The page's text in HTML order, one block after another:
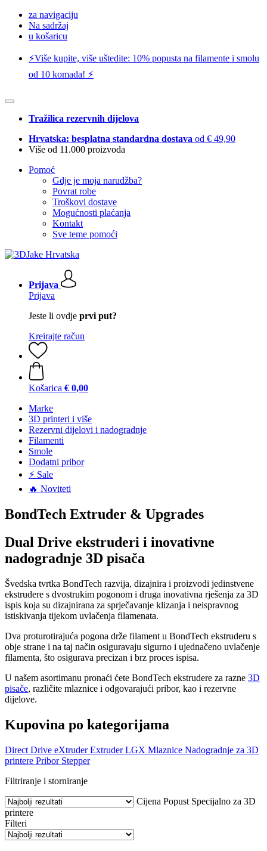
za navigaciju
Na sadržaj
u košaricu
⚡️Više kupite, više uštedite: 10% popusta na filamente i smolu
od 10 komada! ⚡️
Tražilica rezervnih dijelova
Hrvatska: besplatna standardna dostava od € 49,90
Više od 11.000 proizvoda
Pomoć
Gdje je moja narudžba?
Povrat robe
Troškovi dostave
Mogućnosti plaćanja
Kontakt
Sve teme pomoći
Prijava
Prijava
Jeste li ovdje prvi put?
Kreirajte račun
Košarica € 0,00
Marke
3D printeri i više
Rezervni dijelovi i nadogradnje
Filamenti
Smole
Dodatni pribor
⚡ Sale
🔥 Noviteti
BondTech Extruder & Upgrades
Dual Drive ekstruderi i inovativne
nadogradnje 3D pisača
Švedska tvrtka BondTech razvija, dizajnira i proizvodi jedinstvene
ekstrudere s dvostrukim pogonom i druga inovativna rješenja za 3D
ispis koja su dizajnirana za sprječavanje klizanja i neispravnog
istiskivanja tijekom uvlačenja filamenata.
Dva proturotirajuća pogona drže filament u BondTech ekstruderu s
obje strane i na taj način osiguravaju sigurno i ujednačeno uvlačenje
filamenta, što osigurava precizan i brz proces ispisa.
U našem asortimanu pronaći ćete BondTech ekstrudere za razne 3D
pisače, različite mlaznice i odgovarajući pribor, kao i rezervne
dijelove.
Kupovina po kategorijama
Direct Drive eXtruder Extruder LGX Mlaznice Nadogradnje za 3D
printere Pribor Stepper
Filtriranje i storniranje
Cijena Popust Specijalno za 3D
printere
Filteri